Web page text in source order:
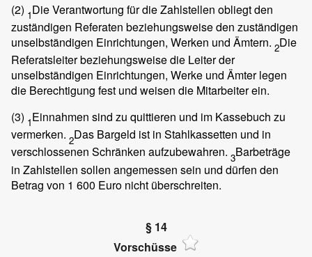
(2) 1Die Verantwortung für die Zahlstellen obliegt den
zuständigen Referaten beziehungsweise den zuständigen
unselbständigen Einrichtungen, Werken und Ämtern. 2Die
Referatsleiter beziehungsweise die Leiter der
unselbständigen Einrichtungen, Werke und Ämter legen
die Berechtigung fest und weisen die Mitarbeiter ein.
(3) 1Einnahmen sind zu quittieren und im Kassebuch zu
vermerken. 2Das Bargeld ist in Stahlkassetten und in
verschlossenen Schränken aufzubewahren. 3Barbeträge
in Zahlstellen sollen angemessen sein und dürfen den
Betrag von 1 600 Euro nicht überschreiten.
§ 14
Vorschüsse